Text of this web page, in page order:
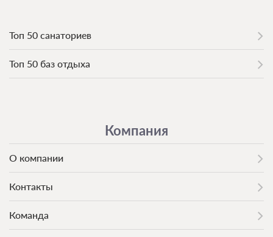
Топ 50 санаториев
Топ 50 баз отдыха
Компания
О компании
Контакты
Команда